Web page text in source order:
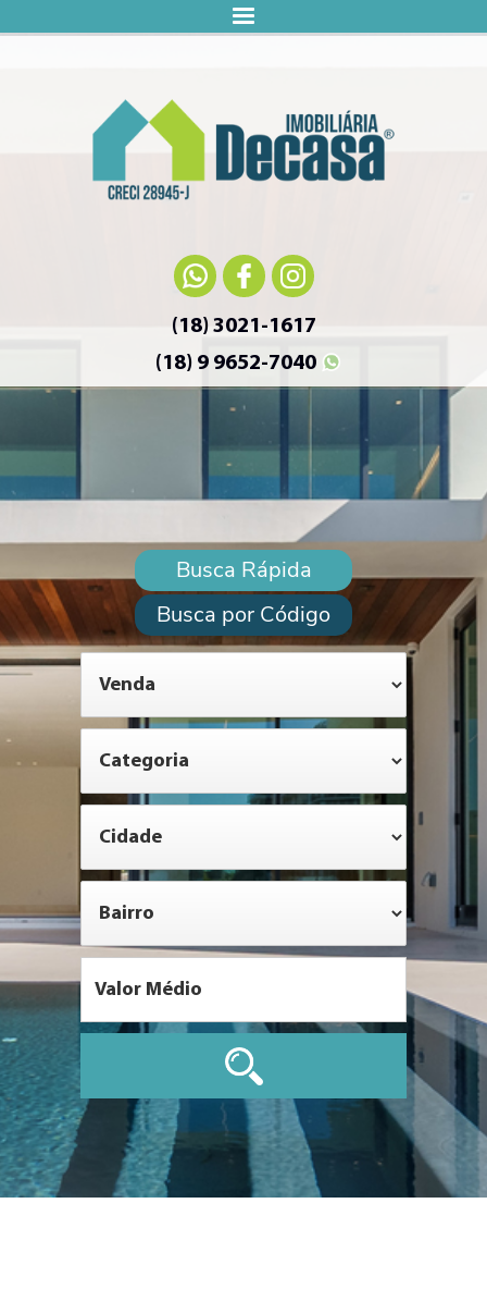
(18) 3021-1617
(18) 9 9652-7040
Busca Rápida
Busca por Código